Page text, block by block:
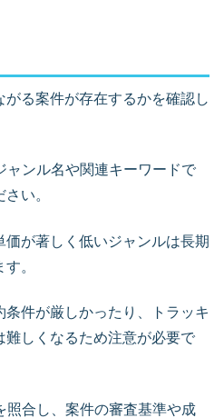
る案件が存在するかを確認し
ャンル名や関連キーワードで
い。
が著しく低いジャンルは長期
。
条件が厳しかったり、トラッキ
難しくなるため注意が必要で
照合し、案件の審査基準や成